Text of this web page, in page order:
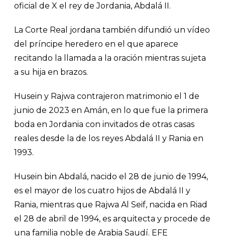
oficial de X el rey de Jordania, Abdalá II.
La Corte Real jordana también difundió un vídeo
del príncipe heredero en el que aparece
recitando la llamada a la oración mientras sujeta
a su hija en brazos.
Husein y Rajwa contrajeron matrimonio el 1 de
junio de 2023 en Amán, en lo que fue la primera
boda en Jordania con invitados de otras casas
reales desde la de los reyes Abdalá II y Rania en
1993.
Husein bin Abdalá, nacido el 28 de junio de 1994,
es el mayor de los cuatro hijos de Abdalá II y
Rania, mientras que Rajwa Al Seif, nacida en Riad
el 28 de abril de 1994, es arquitecta y procede de
una familia noble de Arabia Saudí. EFE